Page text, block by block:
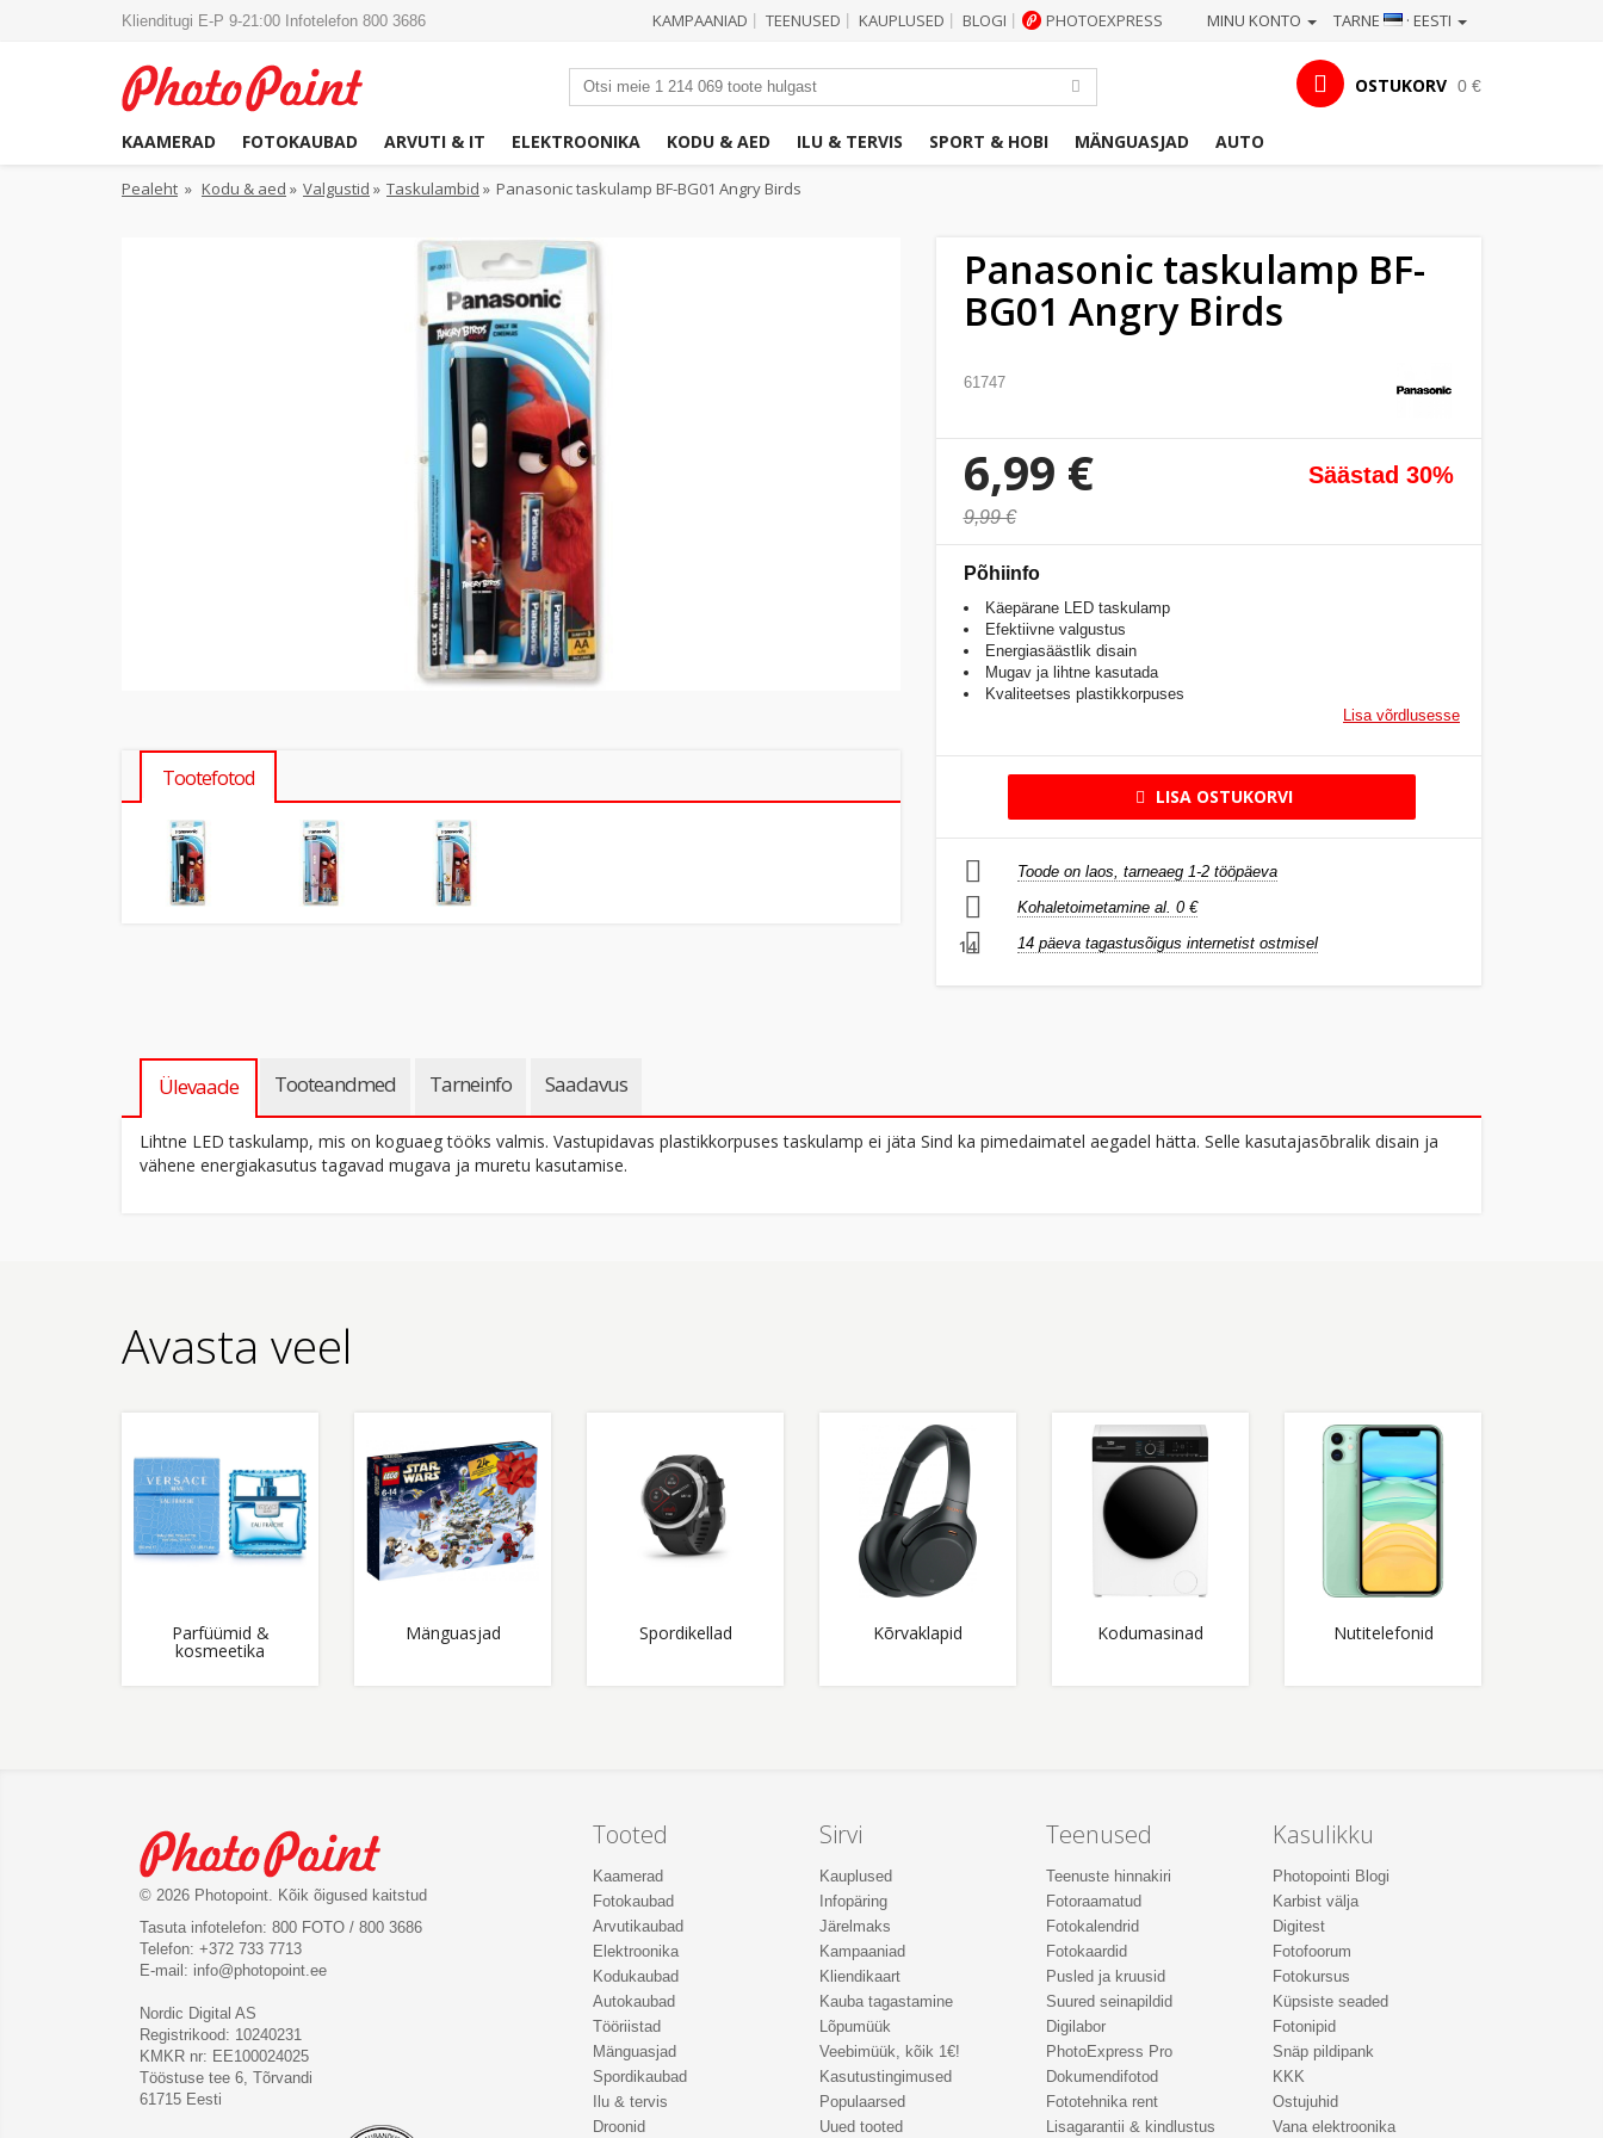
Klienditugi E-P 9-21:00 Infotelefon 800 3686 TARNE · EESTI
MINU KONTO
KAMPAANIAD TEENUSED KAUPLUSED BLOGI PHOTOEXPRESS
OSTUKORV 0 €
KAAMERAD FOTOKAUBAD ARVUTI & IT ELEKTROONIKA KODU & AED ILU & TERVIS SPORT & HOBI MÄNGUASJAD AUTO
Pealeht » Kodu & aed » Valgustid » Taskulambid » Panasonic taskulamp BF-BG01 Angry Birds
Tootefotod
Panasonic taskulamp BF-
BG01 Angry Birds
61747
6,99 € Säästad 30%
9,99 €
Põhiinfo
Käepärane LED taskulamp
Efektiivne valgustus
Energiasäästlik disain
Mugav ja lihtne kasutada
Kvaliteetses plastikkorpuses
Lisa võrdlusesse
LISA OSTUKORVI
Toode on laos, tarneaeg 1-2 tööpäeva
Kohaletoimetamine al. 0 €
14 14 päeva tagastusõigus internetist ostmisel
Ülevaade Tooteandmed Tarneinfo Saadavus
Lihtne LED taskulamp, mis on koguaeg tööks valmis. Vastupidavas plastikkorpuses taskulamp ei jäta Sind ka pimedaimatel aegadel hätta. Selle kasutajasõbralik disain ja
vähene energiakasutus tagavad mugava ja muretu kasutamise.
Avasta veel
Parfüümid &
kosmeetika
Mänguasjad Spordikellad Kõrvaklapid Kodumasinad Nutitelefonid
© 2026 Photopoint. Kõik õigused kaitstud
Tasuta infotelefon: 800 FOTO / 800 3686
Telefon: +372 733 7713
E-mail: info@photopoint.ee
Nordic Digital AS
Registrikood: 10240231
KMKR nr: EE100024025
Tööstuse tee 6, Tõrvandi
61715 Eesti
Tooted
Kaamerad
Fotokaubad
Arvutikaubad
Elektroonika
Kodukaubad
Autokaubad
Tööriistad
Mänguasjad
Spordikaubad
Ilu & tervis
Droonid
Sirvi
Kauplused
Infopäring
Järelmaks
Kampaaniad
Kliendikaart
Kauba tagastamine
Lõpumüük
Veebimüük, kõik 1€!
Kasutustingimused
Populaarsed
Uued tooted
Teenused
Teenuste hinnakiri
Fotoraamatud
Fotokalendrid
Fotokaardid
Pusled ja kruusid
Suured seinapildid
Digilabor
PhotoExpress Pro
Dokumendifotod
Fototehnika rent
Lisagarantii & kindlustus
Kasulikku
Photopointi Blogi
Karbist välja
Digitest
Fotofoorum
Fotokursus
Küpsiste seaded
Fotonipid
Snäp pildipank
KKK
Ostujuhid
Vana elektroonika